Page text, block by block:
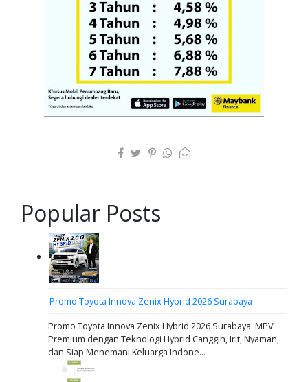
Popular Posts
Promo Toyota Innova Zenix Hybrid 2026 Surabaya
Promo Toyota Innova Zenix Hybrid 2026 Surabaya: MPV
Premium dengan Teknologi Hybrid Canggih, Irit, Nyaman,
dan Siap Menemani Keluarga Indone...